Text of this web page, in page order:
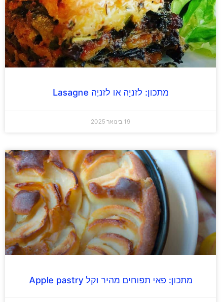
מתכון: לזניָה או לזניֶה Lasagne
מתכון: פאי תפוחים מהיר וקל Apple pastry